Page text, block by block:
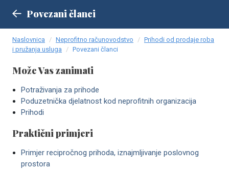
Naslovnica Neprofitno računovodstvo
Prihodi od prodaje roba
i pružanja usluga
Povezani članci
Povezani članci
Može Vas zanimati
Potraživanja za prihode
Poduzetnička djelatnost kod neprofitnih organizacija
Prihodi
Praktični primjeri
Primjer recipročnog prihoda, iznajmljivanje poslovnog
prostora